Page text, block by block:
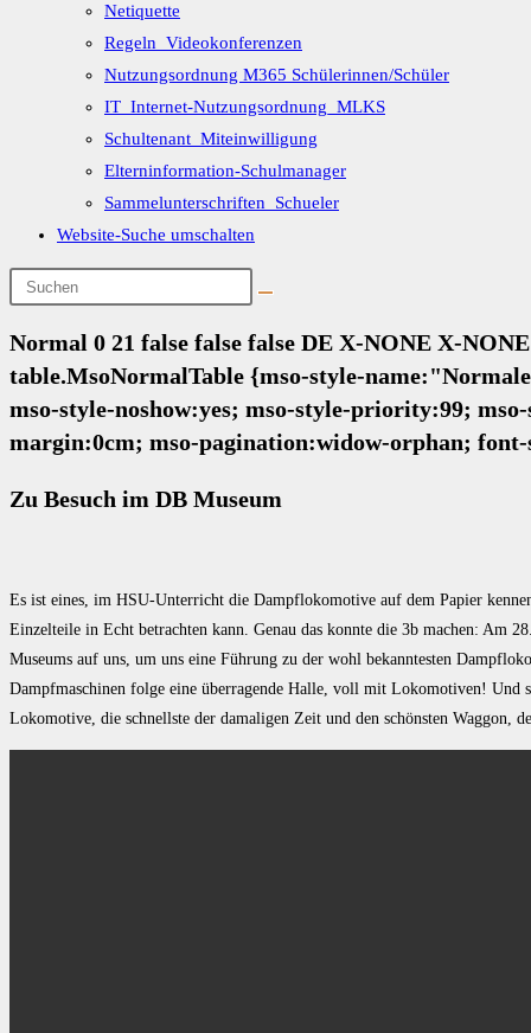
Netiquette
Regeln_Videokonferenzen
Nutzungsordnung M365 Schülerinnen/Schüler
IT_Internet-Nutzungsordnung_MLKS
Schultenant_Miteinwilligung
Elterninformation-Schulmanager
Sammelunterschriften_Schueler
Website-Suche umschalten
Normal 0 21 false false false DE X-NONE X-
table.MsoNormalTable {mso-style-
mso-style-noshow:yes; mso-style-priority:99;
margin:0cm; mso-pagination:widow-orphan;
Zu Besuch im DB Museum
Es ist eines, im HSU-Unterricht die Dampflokomotive auf dem Papier
Einzelteile in Echt betrachten kann. Genau das konnte die 3b machen: Am
Museums auf uns, um uns eine Führung zu der wohl bekanntesten
Dampfmaschinen folge eine überragende Halle, voll mit Lokomotiven! Und
Lokomotive, die schnellste der damaligen Zeit und den schönsten Waggon,